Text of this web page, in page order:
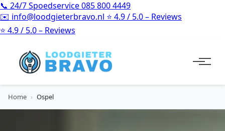
📞 24/7 Spoedservice085 800 4449
✉️ info@loodgieterbravo.nl ⭐ 4.9 / 5.0 – Reviews
⭐ 4.9 / 5.0 – Reviews
Home › Ospel